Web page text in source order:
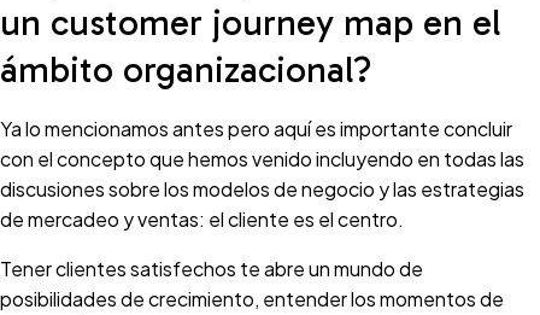
un customer journey map en el
ámbito organizacional?
Ya lo mencionamos antes pero aquí es importante concluir
con el concepto que hemos venido incluyendo en todas las
discusiones sobre los modelos de negocio y las estrategias
de mercadeo y ventas: el cliente es el centro.
Tener clientes satisfechos te abre un mundo de
posibilidades de crecimiento, entender los momentos de